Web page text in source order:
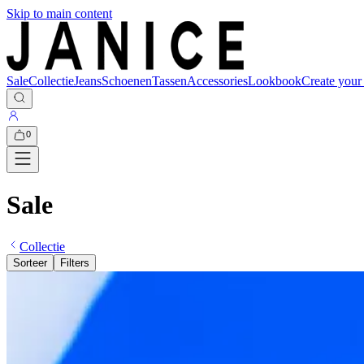
Skip to main content
SaleCollectieJeansSchoenenTassenAccessoriesLookbookCreate
0
Sale
Collectie
Sorteer Filters